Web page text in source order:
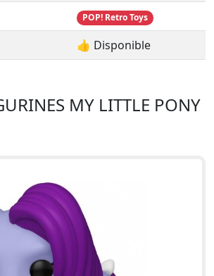
POP! Retro Toys
👍 Disponible
MY LITTLE PONY